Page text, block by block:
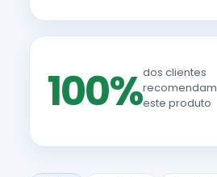
100%dos clientes
recomendam
este produto